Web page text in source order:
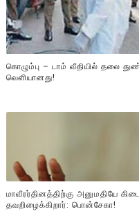
கொழும்பு – டாம் வீதியில் தலை
வௌியானது!
மாவீரர்தினத்திற்கு அனுமதியே
தவறிழைக்கிறார்: பொன்சேகா!